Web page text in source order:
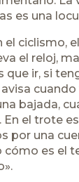
es una
el ciclismo,
el reloj,
que ir, si
cuando
bajada,
En el trote
por una
es el